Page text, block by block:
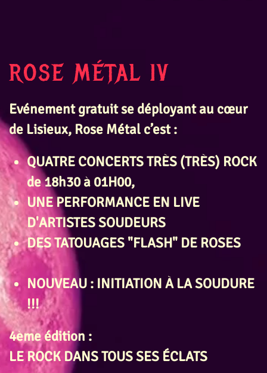
ROSE MÉTAL IV
Evénement gratuit se déployant au cœur
de Lisieux, Rose Métal c’est :
QUATRE CONCERTS TRÈS (TRÈS) ROCK
de 18h30 à 01H00,
UNE PERFORMANCE EN LIVE
D'ARTISTES SOUDEURS
DES TATOUAGES "FLASH" DE ROSES
NOUVEAU : INITIATION À LA SOUDURE
!!!
4ème édition :
LE ROCK DANS TOUS SES ÉCLATS